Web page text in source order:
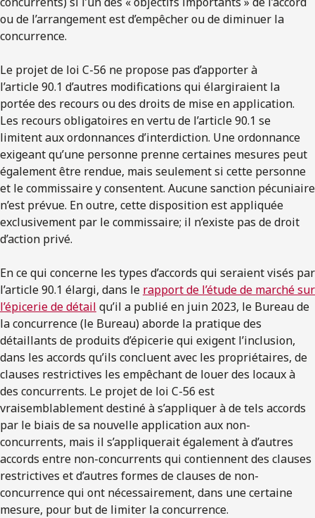
ou de l’arrangement est d’empêcher ou de diminuer la
concurrence.
Le projet de loi C-56 ne propose pas d’apporter à
l’article 90.1 d’autres modifications qui élargiraient la
portée des recours ou des droits de mise en application.
Les recours obligatoires en vertu de l’article 90.1 se
limitent aux ordonnances d’interdiction. Une ordonnance
exigeant qu’une personne prenne certaines mesures peut
également être rendue, mais seulement si cette personne
et le commissaire y consentent. Aucune sanction pécuniaire
n’est prévue. En outre, cette disposition est appliquée
exclusivement par le commissaire; il n’existe pas de droit
d’action privé.
En ce qui concerne les types d’accords qui seraient visés par
l’article 90.1 élargi, dans le rapport de l’étude de marché sur
l’épicerie de détail qu’il a publié en juin 2023, le Bureau de
la concurrence (le Bureau) aborde la pratique des
détaillants de produits d’épicerie qui exigent l’inclusion,
dans les accords qu’ils concluent avec les propriétaires, de
clauses restrictives les empêchant de louer des locaux à
des concurrents. Le projet de loi C-56 est
vraisemblablement destiné à s’appliquer à de tels accords
par le biais de sa nouvelle application aux non-
concurrents, mais il s’appliquerait également à d’autres
accords entre non-concurrents qui contiennent des clauses
restrictives et d’autres formes de clauses de non-
concurrence qui ont nécessairement, dans une certaine
mesure, pour but de limiter la concurrence.